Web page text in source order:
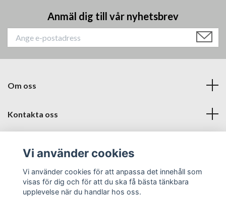
Anmäl dig till vår nyhetsbrev
Om oss
Kontakta oss
Sociala medier
Vi använder cookies
Vi använder cookies för att anpassa det innehåll som
visas för dig och för att du ska få bästa tänkbara
upplevelse när du handlar hos oss.